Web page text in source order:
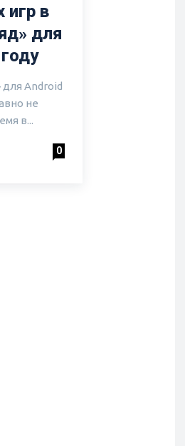
в
для
для Android
не
в...
0